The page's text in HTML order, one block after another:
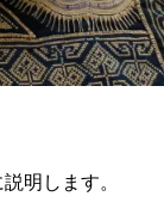
明します。